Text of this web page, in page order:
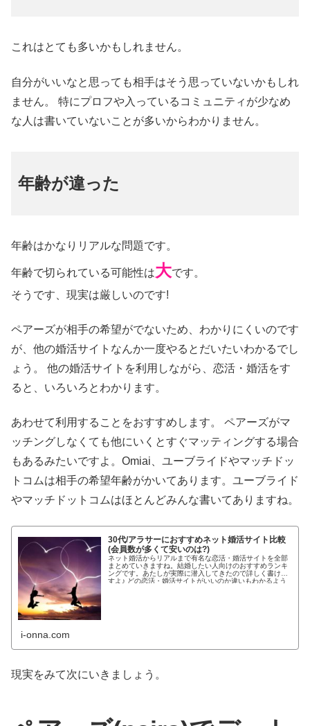
これはとても多いかもしれません。
自分がいいなと思っても相手はそう思っていないかもしれ
ません。 特にプロフや入っているコミュニティが少なめ
な人は書いていないことが多いからわかりません。
年齢が違った
年齢はかなりリアルな問題です。
年齢で切られている可能性は大です。
そうです、現実は厳しいのです!
ペアーズが相手の希望がでないため、わかりにくいのです
が、他の婚活サイトなんか一度やるとだいたいわかるでし
ょう。 他の婚活サイトを利用しながら、恋活・婚活をす
ると、いろいろとわかります。
あわせて利用することをおすすめします。 ペアーズがマ
ッチングしなくても他にいくとすぐマッティングする場合
もあるみたいですよ。Omiai、ユーブライドやマッチドッ
トコムは相手の希望年齢がかいてあります。ユーブライド
やマッチドットコムはほとんどみんな書いてありますね。
30代/アラサーにおすすめネット婚活サイト比較
(会員数が多くて安いのは?)
ネット婚活からリアルまで有名な恋活・婚活サイトを全部
まとめていきますね。結婚したい人向けのおすすめランキ
ングです。あたしが実際に潜入してきたので詳しく書けま
すよ♪ どの恋活・婚活サイトがいいのか違いもわかるよう
i-onna.com
現実をみて次にいきましょう。